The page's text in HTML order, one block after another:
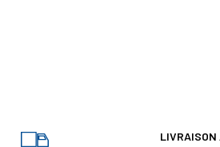
LIVRAISON